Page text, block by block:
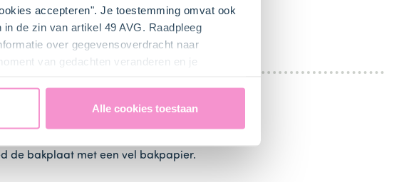
accepteren". Je toestemming omvat ook
de zin van artikel 49 AVG. Raadpleeg
over gegevensoverdracht naar
van gedachten veranderen en je
Alle cookies toestaan
de bakplaat met een vel bakpapier.